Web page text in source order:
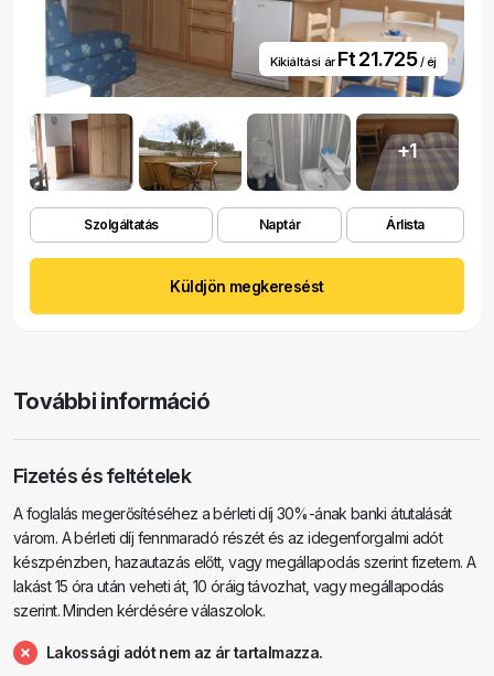
Kikiáltási ár Ft 21.725/ éj
+1
Szolgáltatás Naptár Árlista
Küldjön megkeresést
További információ
Fizetés és feltételek
A foglalás megerősítéséhez a bérleti díj 30%-ának banki átutalását
várom. A bérleti díj fennmaradó részét és az idegenforgalmi adót
készpénzben, hazautazás előtt, vagy megállapodás szerint fizetem. A
lakást 15 óra után veheti át, 10 óráig távozhat, vagy megállapodás
szerint. Minden kérdésére válaszolok.
Lakossági adót nem az ár tartalmazza.